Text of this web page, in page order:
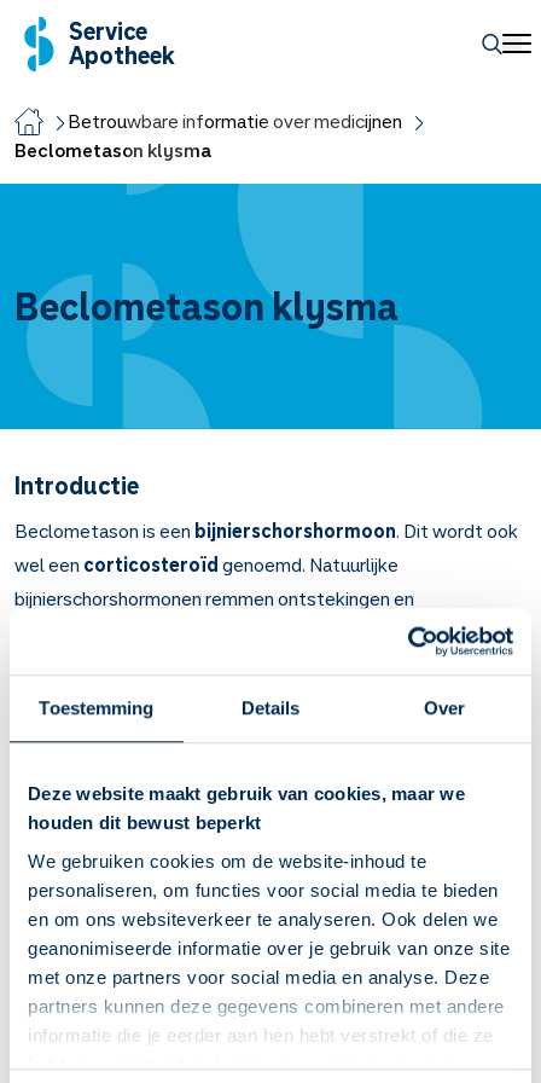
Toestemming Details Over
Deze website maakt gebruik van cookies, maar we
houden dit bewust beperkt
We gebruiken cookies om de website-inhoud te
personaliseren, om functies voor social media te bieden
en om ons websiteverkeer te analyseren. Ook delen we
geanonimiseerde informatie over je gebruik van onze site
met onze partners voor social media en analyse. Deze
partners kunnen deze gegevens combineren met andere
informatie die je eerder aan hen hebt verstrekt of die ze
hebben verzameld op basis van je gebruik van hun
Service
Apotheek
Betrouwbare informatie over medicijnen
Beclometason klysma
Beclometason klysma
Introductie
Beclometason is een bijnierschorshormoon. Dit wordt ook
wel een corticosteroïdgenoemd. Natuurlijke
bijnierschorshormonen remmen ontstekingen en
overgevoeligheidsreacties en zijn nodig om energie,
Artsen schrijven beclometason klysma voor bij de chronische
Belangrijk om te weten over Beclometason
klysma
Beclometason is een bijnierschorshormoon
(corticosteroïd).
Beclometason-klysma vermindert ontstekingen in de darm.
Bij de chronische darmontsteking colitis ulcerosa. U
gebruikt het bij een opvlamming van de ziekte; meestal 2
tot 6 weken lang.
U heeft binnen enkele weken minder buikpijn en diarree.
Het is belangrijk beclometason op de juiste manier te